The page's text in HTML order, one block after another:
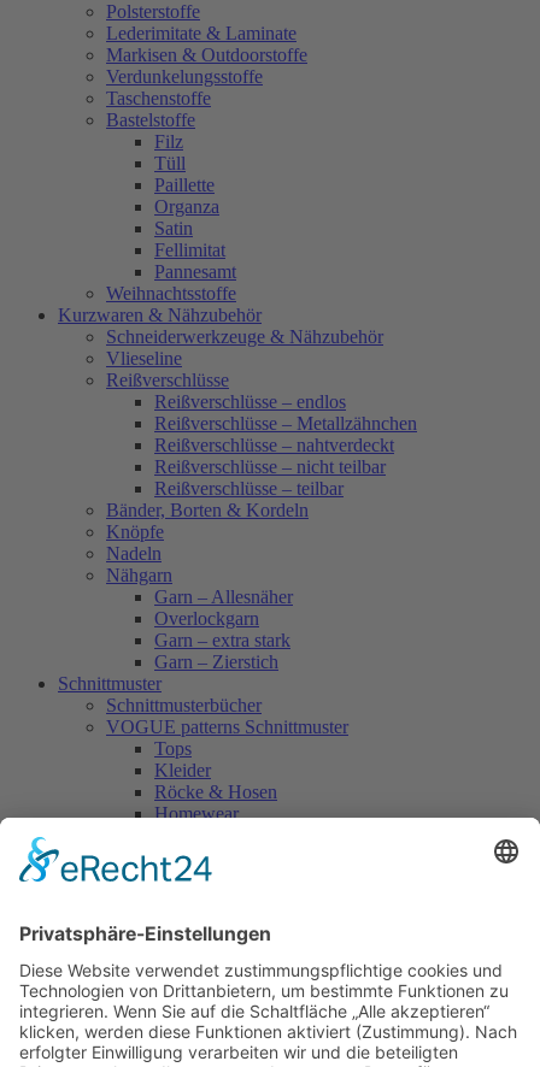
Polsterstoffe
Lederimitate & Laminate
Markisen & Outdoorstoffe
Verdunkelungsstoffe
Taschenstoffe
Bastelstoffe
Filz
Tüll
Paillette
Organza
Satin
Fellimitat
Pannesamt
Weihnachtsstoffe
Kurzwaren & Nähzubehör
Schneiderwerkzeuge & Nähzubehör
Vlieseline
Reißverschlüsse
Reißverschlüsse – endlos
Reißverschlüsse – Metallzähnchen
Reißverschlüsse – nahtverdeckt
Reißverschlüsse – nicht teilbar
Reißverschlüsse – teilbar
Bänder, Borten & Kordeln
Knöpfe
Nadeln
Nähgarn
Garn – Allesnäher
Overlockgarn
Garn – extra stark
Garn – Zierstich
Schnittmuster
Schnittmusterbücher
VOGUE patterns Schnittmuster
Tops
Kleider
Röcke & Hosen
Homewear
Vogue Vintage
Herren
Accessoires
Einzelschnittmuster Burda
Tops
Kleider
Röcke & Hosen
Homewear
Jacken & Mäntel